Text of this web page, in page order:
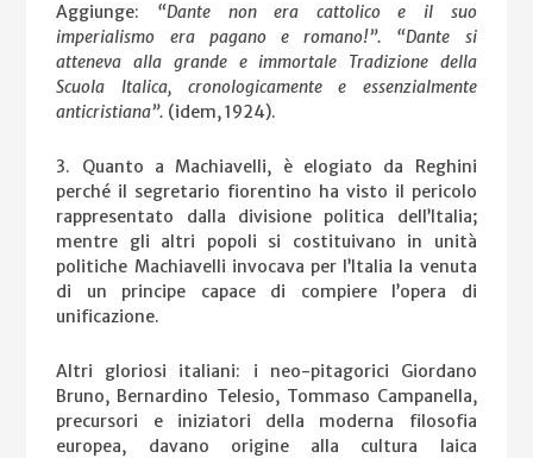
Aggiunge: “Dante non era cattolico e il suo
imperialismo era pagano e romano!”. “Dante si
atteneva alla grande e immortale Tradizione della
Scuola Italica, cronologicamente e essenzialmente
anticristiana”. (idem, 1924).
3. Quanto a Machiavelli, è elogiato da Reghini
perché il segretario fiorentino ha visto il pericolo
rappresentato dalla divisione politica dell’Italia;
mentre gli altri popoli si costituivano in unità
politiche Machiavelli invocava per l’Italia la venuta
di un principe capace di compiere l’opera di
unificazione.
Altri gloriosi italiani: i neo-pitagorici Giordano
Bruno, Bernardino Telesio, Tommaso Campanella,
precursori e iniziatori della moderna filosofia
europea, davano origine alla cultura laica